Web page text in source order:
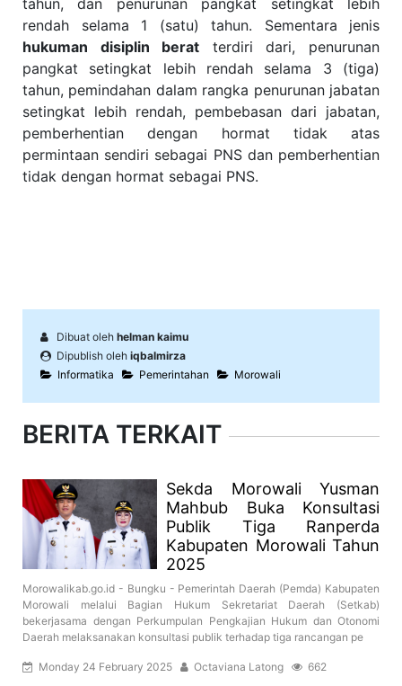
tahun, dan penurunan pangkat setingkat lebih
rendah selama 1 (satu) tahun. Sementara jenis
hukuman disiplin berat terdiri dari, penurunan
pangkat setingkat lebih rendah selama 3 (tiga)
tahun, pemindahan dalam rangka penurunan jabatan
setingkat lebih rendah, pembebasan dari jabatan,
pemberhentian dengan hormat tidak atas
permintaan sendiri sebagai PNS dan pemberhentian
tidak dengan hormat sebagai PNS.
Dibuat oleh helman kaimu
Dipublish oleh iqbalmirza
Informatika
Pemerintahan Morowali
BERITA TERKAIT
Sekda Morowali Yusman
Mahbub Buka Konsultasi
Publik Tiga Ranperda
Kabupaten Morowali Tahun
2025
Morowalikab.go.id - Bungku - Pemerintah Daerah (Pemda) Kabupaten
Morowali melalui Bagian Hukum Sekretariat Daerah (Setkab)
bekerjasama dengan Perkumpulan Pengkajian Hukum dan Otonomi
Daerah melaksanakan konsultasi publik terhadap tiga rancangan pe
Monday 24 February 2025 Octaviana Latong 662